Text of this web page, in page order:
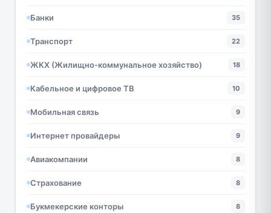
Банки 35
Транспорт 22
ЖКХ (Жилищно-коммунальное хозяйство) 18
Кабельное и цифровое ТВ 10
Мобильная связь 9
Интернет провайдеры 9
Авиакомпании 8
Страхование 8
Букмекерские конторы 8